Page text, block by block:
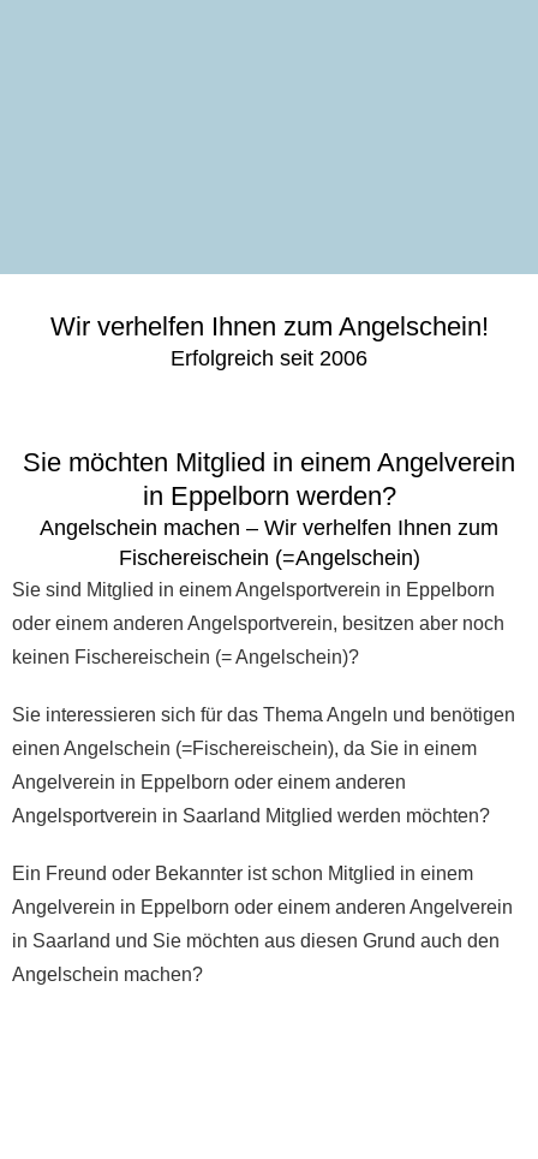
Wir verhelfen Ihnen zum Angelschein!
Erfolgreich seit 2006
Sie möchten Mitglied in einem Angelverein
in Eppelborn werden?
Angelschein machen – Wir verhelfen Ihnen zum
Fischereischein (=Angelschein)
Sie sind Mitglied in einem Angelsportverein in Eppelborn
oder einem anderen Angelsportverein, besitzen aber noch
keinen Fischereischein (= Angelschein)?
Sie interessieren sich für das Thema Angeln und benötigen
einen Angelschein (=Fischereischein), da Sie in einem
Angelverein in Eppelborn oder einem anderen
Angelsportverein in Saarland Mitglied werden möchten?
Ein Freund oder Bekannter ist schon Mitglied in einem
Angelverein in Eppelborn oder einem anderen Angelverein
in Saarland und Sie möchten aus diesen Grund auch den
Angelschein machen?